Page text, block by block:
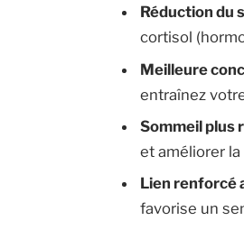
Réduction du
cortisol
Meilleure
entraînez
Sommeil plus
et améliorer
Lien renforcé
favorise un